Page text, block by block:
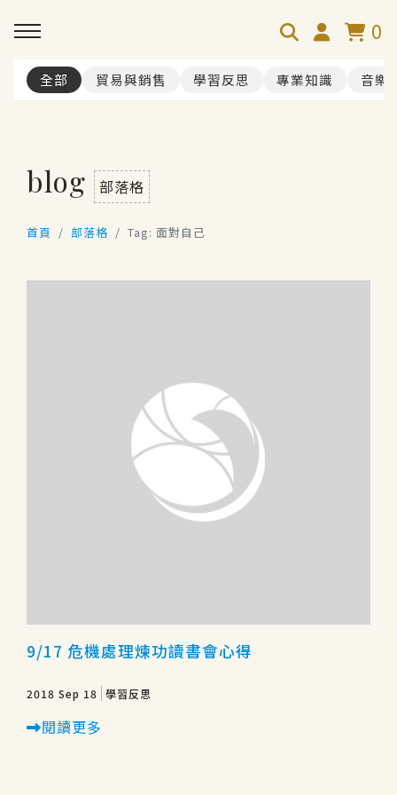
0
全部 貿易與銷售 學習反思 專業知識 音樂
blog 部落格
首頁 部落格 Tag: 面對自己
9/17 危機處理煉功讀書會心得
2018 Sep 18 學習反思
閱讀更多